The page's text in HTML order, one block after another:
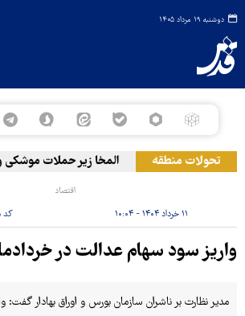
دوشنبه ۱۹ مرداد ۱۴۰۵
تحولات منطقه المخا زیر حملات موشکی و پهپادی
اقتصاد
۱۱ خرداد ۱۴۰۴ - ۱۰:۰۴ کد
واریز سود سهام عدالت در
مدیر نظارت بر ناشران سازمان بورس و اوراق بهادار